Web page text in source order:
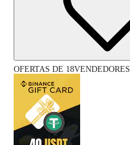
OFERTAS DE 18VENDEDORES